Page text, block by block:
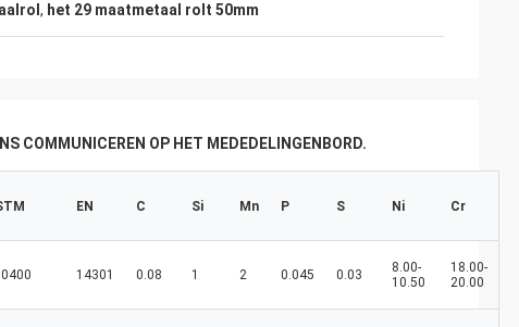
Met de aankomst van het Nieuwjaar, wens
kunnen elke dag van elk jaar met geluk en
, het 29 maatmetaal rolt 50mm
COMMUNICEREN OP HET MEDEDELINGENBORD.
EN C Si Mn P S Ni Cr
14301 0.08 1 2 0.045 0.03
8.00-
10.50
18.00-
20.00